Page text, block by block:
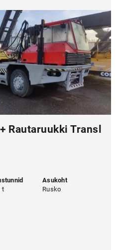
Rautaruukki Transl
t
Asukoht
Rusko